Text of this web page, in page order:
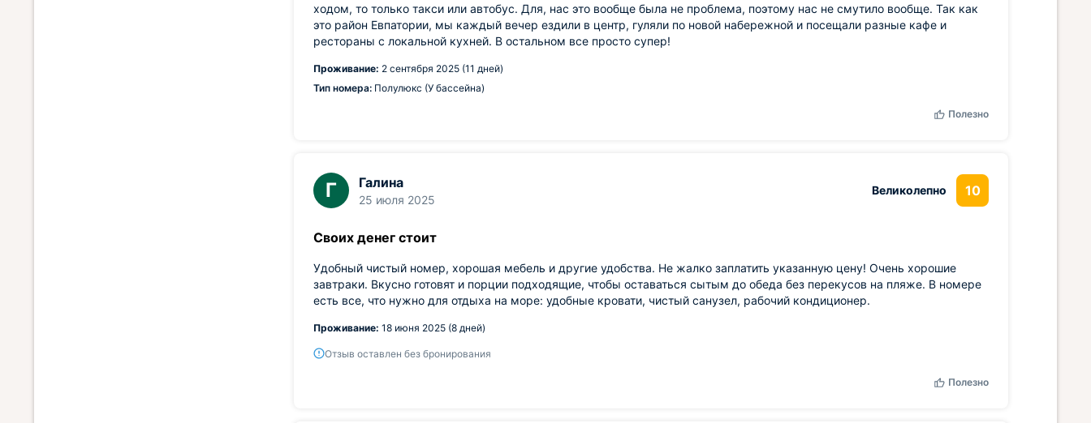
ходом, то только такси или автобус. Для, нас это вообще была не проблема, поэтому нас не смутило вообще. Так как
это район Евпатории, мы каждый вечер ездили в центр, гуляли по новой набережной и посещали разные кафе и
рестораны с локальной кухней. В остальном все просто супер!
Проживание: 2 сентября 2025 (11 дней)
Тип номера: Полулюкс (У бассейна)
Полезно
Г Галина
25 июля 2025
Великолепно 10
Своих денег стоит
Удобный чистый номер, хорошая мебель и другие удобства. Не жалко заплатить указанную цену! Очень хорошие
завтраки. Вкусно готовят и порции подходящие, чтобы оставаться сытым до обеда без перекусов на пляже. В номере
есть все, что нужно для отдыха на море: удобные кровати, чистый санузел, рабочий кондиционер.
Проживание: 18 июня 2025 (8 дней)
Отзыв оставлен без бронирования
Полезно